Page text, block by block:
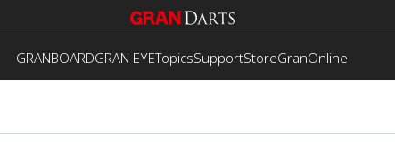
GRANBOARDGRAN EYETopicsSupportStoreGranOnline